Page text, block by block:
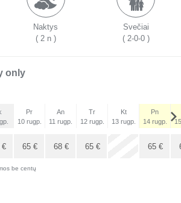
Naktys
( 2 n )
Svečiai
( 2-0-0 )
only
Pr
10 rugp.
An
11 rugp.
Tr
12 rugp.
Kt
13 rugp.
Pn
14 rugp.
65€ 68€ 65€ 65€
be centų